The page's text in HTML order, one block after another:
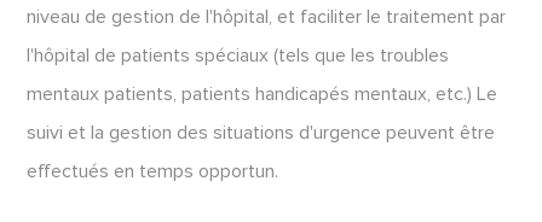
niveau de gestion de l'hôpital, et faciliter le traitement par
l'hôpital de patients spéciaux (tels que les troubles
mentaux patients, patients handicapés mentaux, etc.) Le
suivi et la gestion des situations d'urgence peuvent être
effectués en temps opportun.